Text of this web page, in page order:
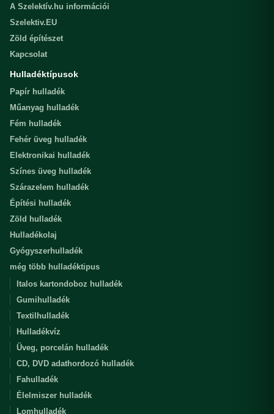
A Szelektív.hu információi
Szelektiv.EU
Zöld építészet
Kapcsolat
Hulladéktípusok
Papír hulladék
Műanyag hulladék
Fém hulladék
Fehér üveg hulladék
Elektronikai hulladék
Színes üveg hulladék
Szárazelem hulladék
Építési hulladék
Zöld hulladék
Hulladékolaj
Gyógyszerhulladék
még több hulladéktipus
Italos kartondoboz hulladék
Gumihulladék
Textilhulladék
Hulladékvíz
Üveg, porcelán hulladék
CD, DVD adathordozó hulladék
Fahulladék
Élelmiszer hulladék
Lomhulladék